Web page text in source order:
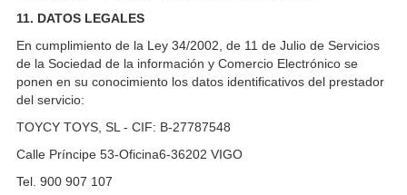
11. DATOS LEGALES
En cumplimiento de la Ley 34/2002, de 11 de Julio de Servicios
de la Sociedad de la información y Comercio Electrónico se
ponen en su conocimiento los datos identificativos del prestador
del servicio:
TOYCY TOYS, SL - CIF: B-27787548
Calle Príncipe 53-Oficina6-36202 VIGO
Tel. 900 907 107